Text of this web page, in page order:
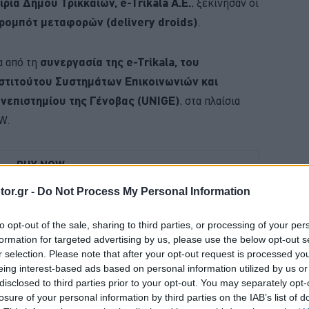
- Do Not Process My Personal Information
opt-out of the sale, sharing to third parties, or processing of your
for targeted advertising by us, please use the below opt-out
selection. Please note that after your opt-out request is processed
interest-based ads based on personal information utilized by us
to third parties prior to your opt-out. You may separately
of your personal information by third parties on the IAB’s list of
μεταφορών (delivery droids)
από τη συνεργασία της e-Trikala, του
Συστημάτων Επικοινωνιών και
της Γένοβας (UNIGE), στα πλαίσια
BUY NOW
ΚΤΕΟ; ΜΑΘΕ ΣΤΗΝ ΑUTECO
ΚΑΥΣΑΕΡΙΩΝ; ΚΛΕΙΣΕ ΡΑΝΤΕΒΟΥ
MG3 ΑΠΟ 16.450 ΕΥΡΩ
4 ΕΠΙΣΤΡΕΦΕΙ -ΠΟΣΟ ΚΟΣΤΙΖΕΙ